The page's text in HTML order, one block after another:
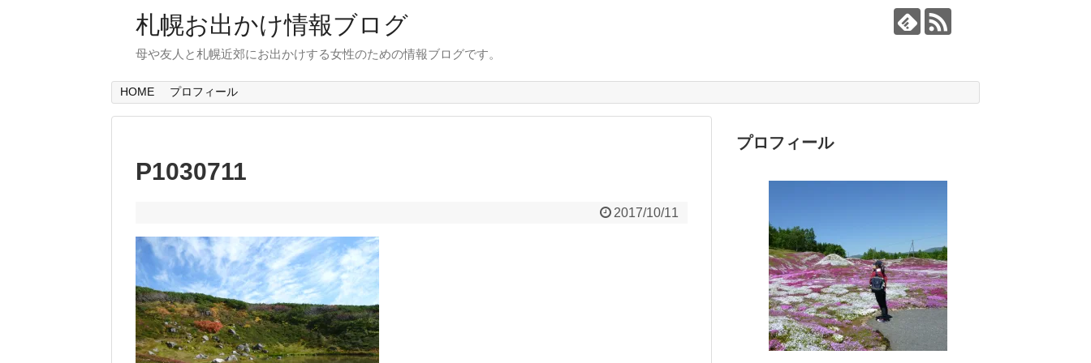
札幌お出かけ情報ブログ
母や友人と札幌近郊にお出かけする女性のための情報ブログです。
HOME プロフィール
P1030711
2017/10/11
プロフィール